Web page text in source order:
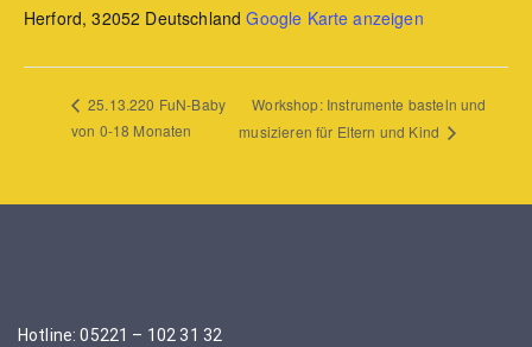
Herford, 32052 Deutschland Google Karte anzeigen
25.13.220 FuN-Baby
von 0-18 Monaten
Workshop: Instrumente basteln und
musizieren für Eltern und Kind
Hotline: 05221 – 102 31 32